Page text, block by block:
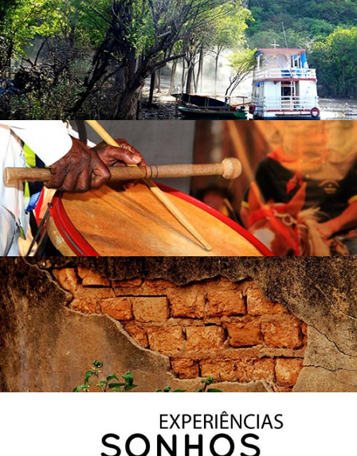
EM BREVE
O seu projeto poderia estar aqui. Entre em contato.
EM BREVE
O seu projeto poderia estar aqui. Entre em contato.
EM BREVE
O seu projeto poderia estar aqui. Entre em contato.